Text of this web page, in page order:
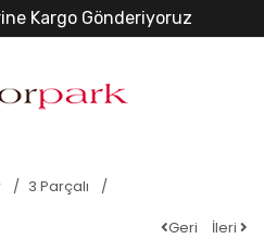
Kargo Gönderiyoruz
3 Parçalı
Geri
İleri